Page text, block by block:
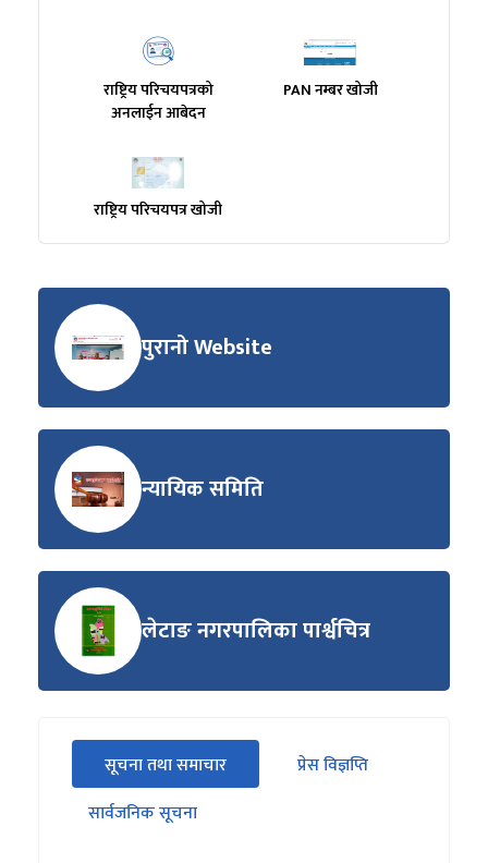
राष्ट्रिय परिचयपत्रको
अनलाईन आबेदन
PAN नम्बर खोजी
राष्ट्रिय परिचयपत्र खोजी
पुरानो Website
न्यायिक समिति
लेटाङ नगरपालिका पार्श्वचित्र
सीधा
पहिलो
ट्याबको
सूचना तथा समाचार
(सक्रिय ट्याब)
प्रेस विज्ञप्ति
सार्वजनिक सूचना